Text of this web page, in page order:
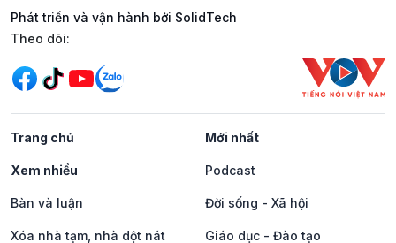
Phát triển và vận hành bởi SolidTech
Mạng xã hội
Theo dõi:
Trang chủ Mới nhất
Xem nhiều Podcast
Bàn và luận Đời sống - Xã hội
Xóa nhà tạm, nhà dột nát Giáo dục - Đào tạo